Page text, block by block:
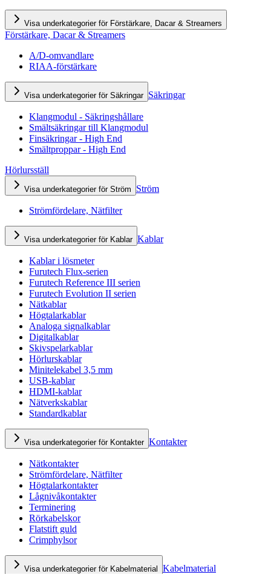
Visa underkategorier för Förstärkare, Dacar & Streamers
Förstärkare, Dacar & Streamers
A/D-omvandlare
RIAA-förstärkare
Visa underkategorier för Säkringar Säkringar
Klangmodul - Säkringshållare
Smältsäkringar till Klangmodul
Finsäkringar - High End
Smältproppar - High End
Hörlursställ
Visa underkategorier för Ström Ström
Strömfördelare, Nätfilter
Visa underkategorier för Kablar Kablar
Kablar i lösmeter
Furutech Flux-serien
Furutech Reference III serien
Furutech Evolution II serien
Nätkablar
Högtalarkablar
Analoga signalkablar
Digitalkablar
Skivspelarkablar
Hörlurskablar
Minitelekabel 3,5 mm
USB-kablar
HDMI-kablar
Nätverkskablar
Standardkablar
Visa underkategorier för Kontakter Kontakter
Nätkontakter
Strömfördelare, Nätfilter
Högtalarkontakter
Lågnivåkontakter
Terminering
Rörkabelskor
Flatstift guld
Crimphylsor
Visa underkategorier för Kabelmaterial Kabelmaterial